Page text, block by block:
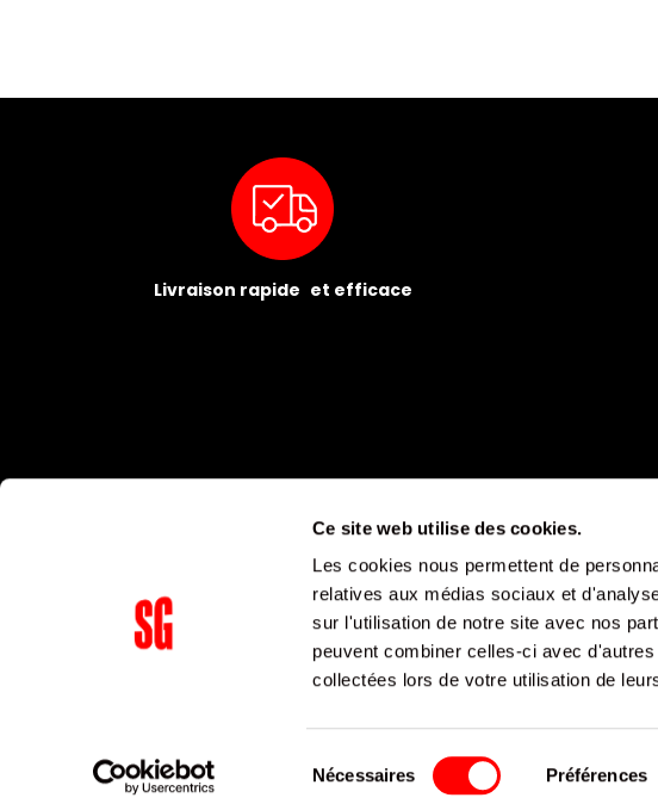
Ce site web utilise des cookies.
Les cookies nous permettent de
relatives aux médias sociaux et
sur l'utilisation de notre site avec nos
peuvent combiner celles-ci avec
collectées lors de votre utilisation de
du
Nécessaires Préférences
Livraison rapide et efficace
Mentions